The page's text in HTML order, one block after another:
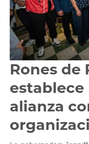
Rones de
alianza